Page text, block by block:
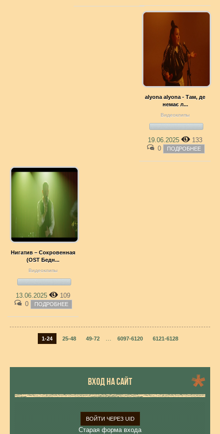
alyona alyona - Там, де
немає л...
Видеоклипы
19.06.2025
133
0
ПОДРОБНЕЕ
Нигатив – Сокровенная
(OST Бедн...
Видеоклипы
13.06.2025
109
0
ПОДРОБНЕЕ
1-24 25-48 49-72 ... 6097-6120 6121-6128
ВХОД НА САЙТ
ВОЙТИ ЧЕРЕЗ UID
Старая форма входа